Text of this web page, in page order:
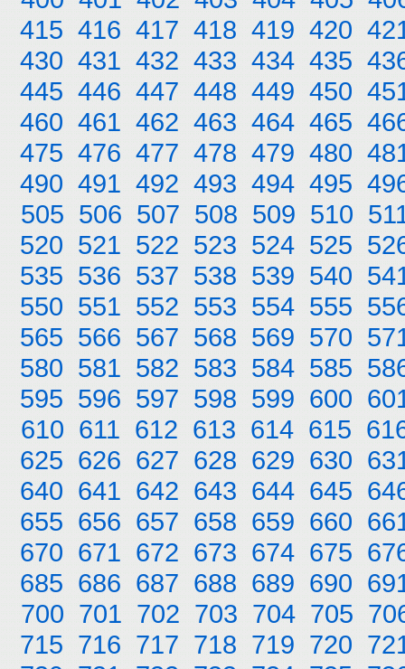
415 416 417 418 419 420
430 431 432 433 434 435
445 446 447 448 449 450
460 461 462 463 464 465
475 476 477 478 479 480
490 491 492 493 494 495
505 506 507 508 509 510
520 521 522 523 524 525
535 536 537 538 539 540
550 551 552 553 554 555
565 566 567 568 569 570
580 581 582 583 584 585
595 596 597 598 599 600
610 611 612 613 614 615
625 626 627 628 629 630
640 641 642 643 644 645
655 656 657 658 659 660
670 671 672 673 674 675
685 686 687 688 689 690
700 701 702 703 704 705
715 716 717 718 719 720